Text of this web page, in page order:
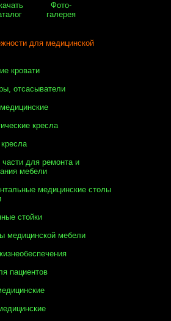
Фото-
галерея
для медицинской
кровати
отсасыватели
кресла
для ремонта и
мебели
медицинские столы
стойки
медицинской мебели
пациентов